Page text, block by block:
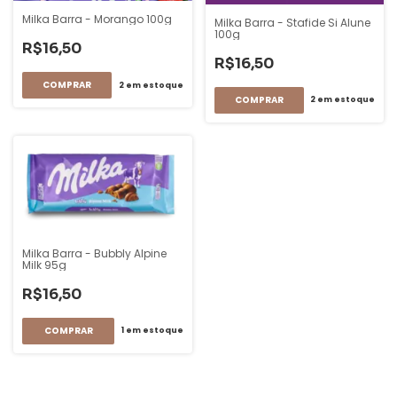
Milka Barra - Morango 100g
R$16,50
2em estoque
Milka Barra - Stafide Si Alune
100g
R$16,50
2 em estoque
Milka Barra - Bubbly Alpine
Milk 95g
R$16,50
1em estoque